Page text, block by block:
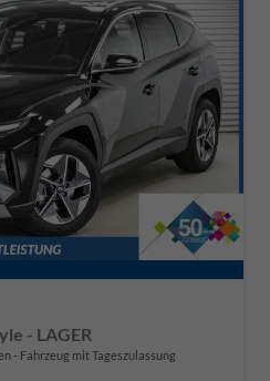
- LAGER
Fahrzeug mit Tageszulassung